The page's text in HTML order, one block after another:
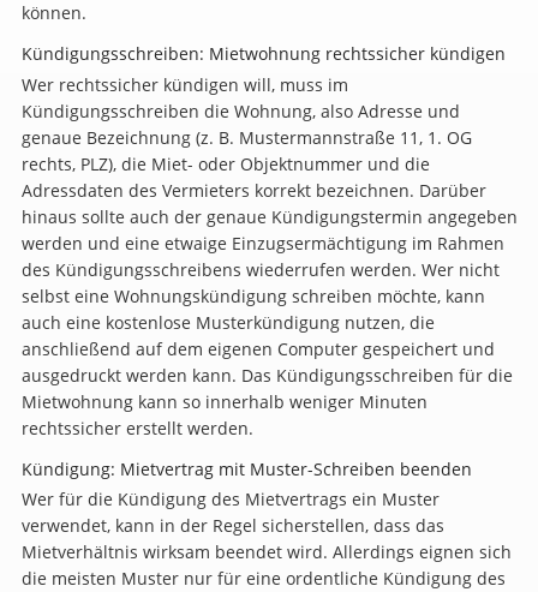
können.
Kündigungsschreiben: Mietwohnung rechtssicher kündigen
Wer rechtssicher kündigen will, muss im
Kündigungsschreiben die Wohnung, also Adresse und
genaue Bezeichnung (z. B. Mustermannstraße 11, 1. OG
rechts, PLZ), die Miet- oder Objektnummer und die
Adressdaten des Vermieters korrekt bezeichnen. Darüber
hinaus sollte auch der genaue Kündigungstermin angegeben
werden und eine etwaige Einzugsermächtigung im Rahmen
des Kündigungsschreibens wiederrufen werden. Wer nicht
selbst eine Wohnungskündigung schreiben möchte, kann
auch eine kostenlose Musterkündigung nutzen, die
anschließend auf dem eigenen Computer gespeichert und
ausgedruckt werden kann. Das Kündigungsschreiben für die
Mietwohnung kann so innerhalb weniger Minuten
rechtssicher erstellt werden.
Kündigung: Mietvertrag mit Muster-Schreiben beenden
Wer für die Kündigung des Mietvertrags ein Muster
verwendet, kann in der Regel sicherstellen, dass das
Mietverhältnis wirksam beendet wird. Allerdings eignen sich
die meisten Muster nur für eine ordentliche Kündigung des